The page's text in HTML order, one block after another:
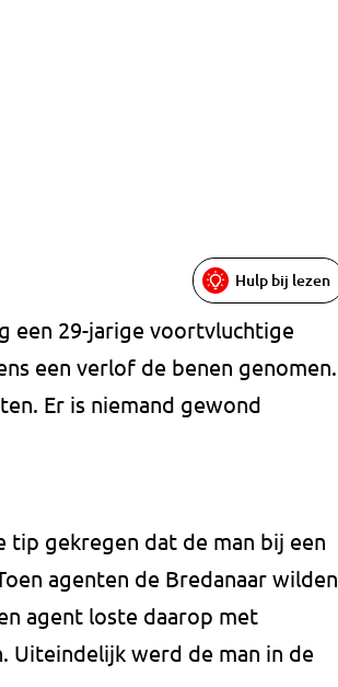
Hulp bij lezen
een 29-jarige voortvluchtige
een verlof de benen genomen.
Er is niemand gewond
tip gekregen dat de man bij een
agenten de Bredanaar wilden
agent loste daarop met
Uiteindelijk werd de man in de